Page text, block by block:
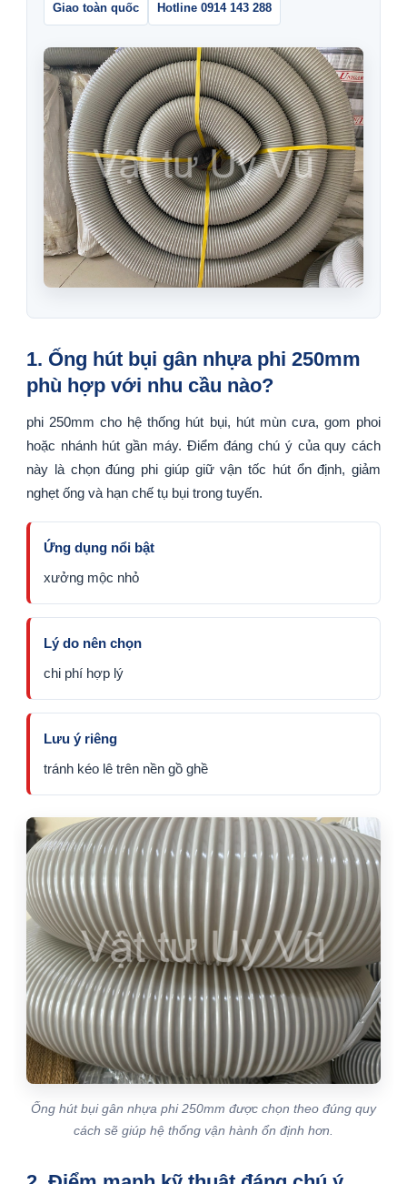
Giao toàn quốc Hotline 0914 143 288
1. Ống hút bụi gân nhựa phi 250mm
phù hợp với nhu cầu nào?
phi 250mm cho hệ thống hút bụi, hút mùn cưa, gom phoi
hoặc nhánh hút gần máy. Điểm đáng chú ý của quy cách
này là chọn đúng phi giúp giữ vận tốc hút ổn định, giảm
nghẹt ống và hạn chế tụ bụi trong tuyến.
Ứng dụng nổi bật
xưởng mộc nhỏ
Lý do nên chọn
chi phí hợp lý
Lưu ý riêng
tránh kéo lê trên nền gồ ghề
Ống hút bụi gân nhựa phi 250mm được chọn theo đúng quy
cách sẽ giúp hệ thống vận hành ổn định hơn.